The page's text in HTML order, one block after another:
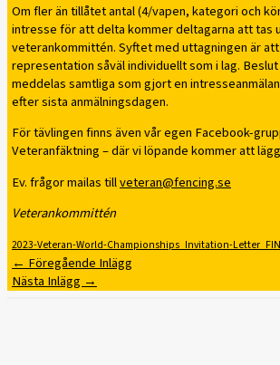
Om fler än tillåtet antal (4/vapen, kategori och
intresse för att delta kommer deltagarna att tas
veterankommittén. Syftet med uttagningen är
representation såväl individuellt som i lag.
meddelas samtliga som gjort en
efter sista anmälningsdagen.
För tävlingen finns även vår egen Facebook-
Veteranfäktning – där vi löpande kommer att
Ev. frågor mailas tillveteran@fencing.se
Veterankommittén
2023-Veteran-World-Championships_Invitation-
← Föregående Inlägg
Nästa Inlägg →